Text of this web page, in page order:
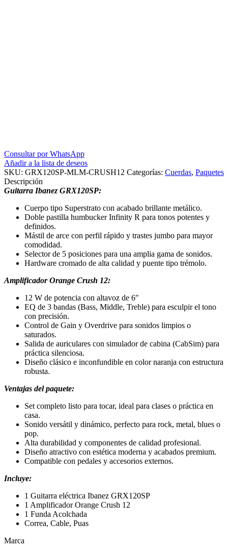
Consultar por WhatsApp
Añadir a la lista de deseos
SKU: GRX120SP-MLM-CRUSH12 Categorías: Cuerdas, Paquetes
Descripción
Guitarra Ibanez GRX120SP:
Cuerpo tipo Superstrato con acabado brillante metálico.
Doble pastilla humbucker Infinity R para tonos potentes y
definidos.
Mástil de arce con perfil rápido y trastes jumbo para mayor
comodidad.
Selector de 5 posiciones para una amplia gama de sonidos.
Hardware cromado de alta calidad y puente tipo trémolo.
Amplificador Orange Crush 12:
12 W de potencia con altavoz de 6″
EQ de 3 bandas (Bass, Middle, Treble) para esculpir el tono
con precisión.
Control de Gain y Overdrive para sonidos limpios o
saturados.
Salida de auriculares con simulador de cabina (CabSim) para
práctica silenciosa.
Diseño clásico e inconfundible en color naranja con estructura
robusta.
Ventajas del paquete:
Set completo listo para tocar, ideal para clases o práctica en
casa.
Sonido versátil y dinámico, perfecto para rock, metal, blues o
pop.
Alta durabilidad y componentes de calidad profesional.
Diseño atractivo con estética moderna y acabados premium.
Compatible con pedales y accesorios externos.
Incluye:
1 Guitarra eléctrica Ibanez GRX120SP
1 Amplificador Orange Crush 12
1 Funda Acolchada
Correa, Cable, Puas
Marca